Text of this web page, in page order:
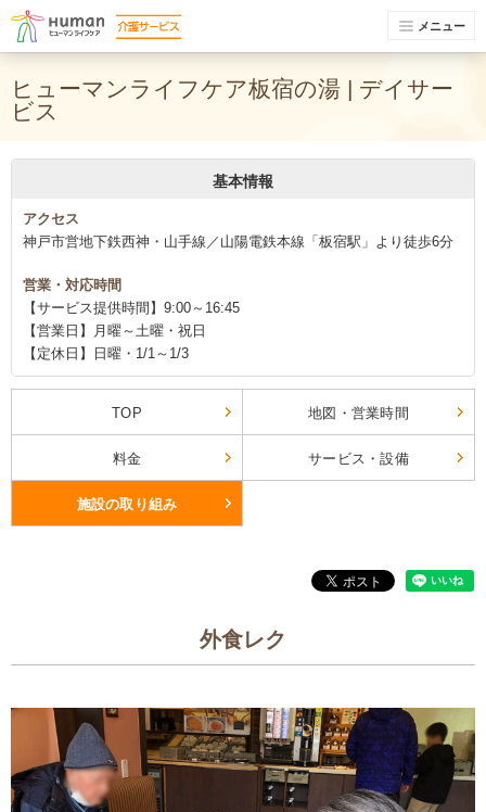
メニュー
ヒューマンライフケア板宿の湯 | デイサー
ビス
基本情報
アクセス
神戸市営地下鉄西神・山手線／山陽電鉄本線「板宿駅」より徒歩6分
営業・対応時間
【サービス提供時間】9:00～16:45
【営業日】月曜～土曜・祝日
【定休日】日曜・1/1～1/3
TOP 地図・営業時間
料金 サービス・設備
施設の取り組み
外食レク